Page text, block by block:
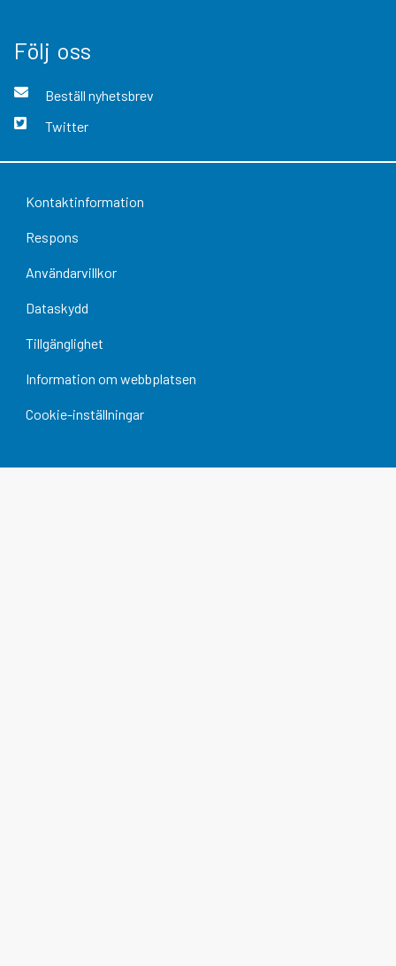
Följ oss
Beställ nyhetsbrev
Twitter
Kontaktinformation
Respons
Användarvillkor
Dataskydd
Tillgänglighet
Information om webbplatsen
Cookie-inställningar